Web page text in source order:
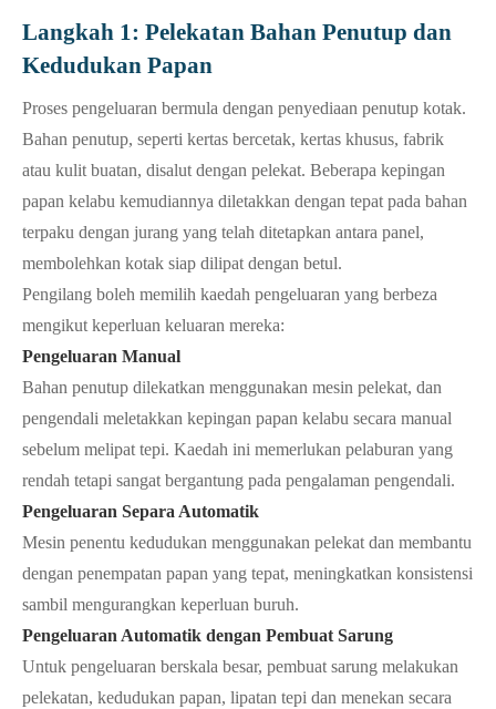
Langkah 1: Pelekatan Bahan Penutup dan
Kedudukan Papan
Proses pengeluaran bermula dengan penyediaan penutup kotak.
Bahan penutup, seperti kertas bercetak, kertas khusus, fabrik
atau kulit buatan, disalut dengan pelekat. Beberapa kepingan
papan kelabu kemudiannya diletakkan dengan tepat pada bahan
terpaku dengan jurang yang telah ditetapkan antara panel,
membolehkan kotak siap dilipat dengan betul.
Pengilang boleh memilih kaedah pengeluaran yang berbeza
mengikut keperluan keluaran mereka:
Pengeluaran Manual
Bahan penutup dilekatkan menggunakan mesin pelekat, dan
pengendali meletakkan kepingan papan kelabu secara manual
sebelum melipat tepi. Kaedah ini memerlukan pelaburan yang
rendah tetapi sangat bergantung pada pengalaman pengendali.
Pengeluaran Separa Automatik
Mesin penentu kedudukan menggunakan pelekat dan membantu
dengan penempatan papan yang tepat, meningkatkan konsistensi
sambil mengurangkan keperluan buruh.
Pengeluaran Automatik dengan Pembuat Sarung
Untuk pengeluaran berskala besar, pembuat sarung melakukan
pelekatan, kedudukan papan, lipatan tepi dan menekan secara